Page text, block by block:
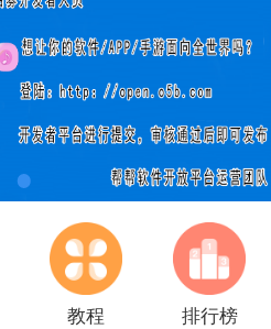
教程 排行榜